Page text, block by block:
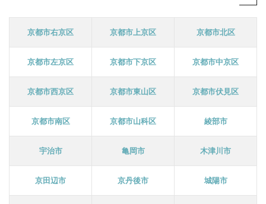
京都市右京区 京都市上京区 京都市北区
京都市左京区 京都市下京区 京都市中京区
京都市西京区 京都市東山区 京都市伏見区
京都市南区 京都市山科区 綾部市
宇治市 亀岡市 木津川市
京田辺市 京丹後市 城陽市